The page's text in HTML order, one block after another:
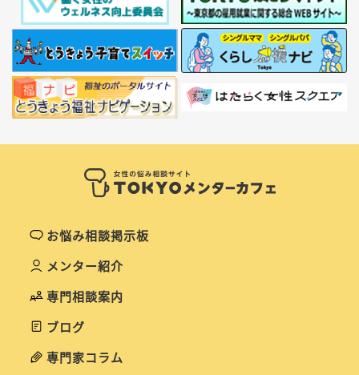
お悩み相談掲示板
メンター紹介
専門相談案内
ブログ
専門家コラム